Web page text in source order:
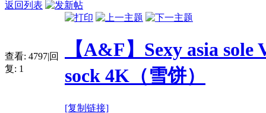
返回列表
查看: 4797|回
复: 1
【A&F】Sexy asia
sock 4K（雪饼）
[复制链接]